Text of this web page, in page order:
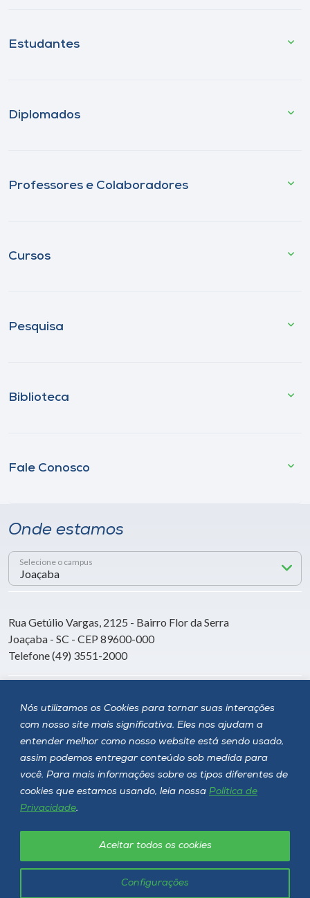
Nós utilizamos os Cookies para tornar suas interações
com nosso site mais significativa. Eles nos ajudam a
entender melhor como nosso website está sendo usado,
assim podemos entregar conteúdo sob medida para
você. Para mais informações sobre os tipos diferentes de
cookies que estamos usando, leia nossa Política de
Privacidade.
Configurações
Aceitar todos os cookies
Estudantes
Diplomados
Professores e Colaboradores
Cursos
Pesquisa
Biblioteca
Fale Conosco
Onde estamos
Selecione o campus
Rua Getúlio Vargas, 2125 - Bairro Flor da Serra
Joaçaba - SC - CEP 89600-000
Telefone (49) 3551-2000
Siga a Unoesc
Unoesc © 2026 - Todos os direitos reservados
Política de privacidade LGPD